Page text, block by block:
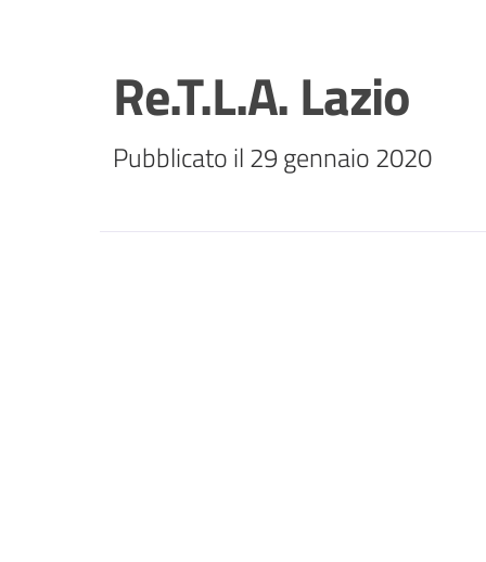
Re.T.L.A. Lazio
Pubblicato il 29 gennaio 2020